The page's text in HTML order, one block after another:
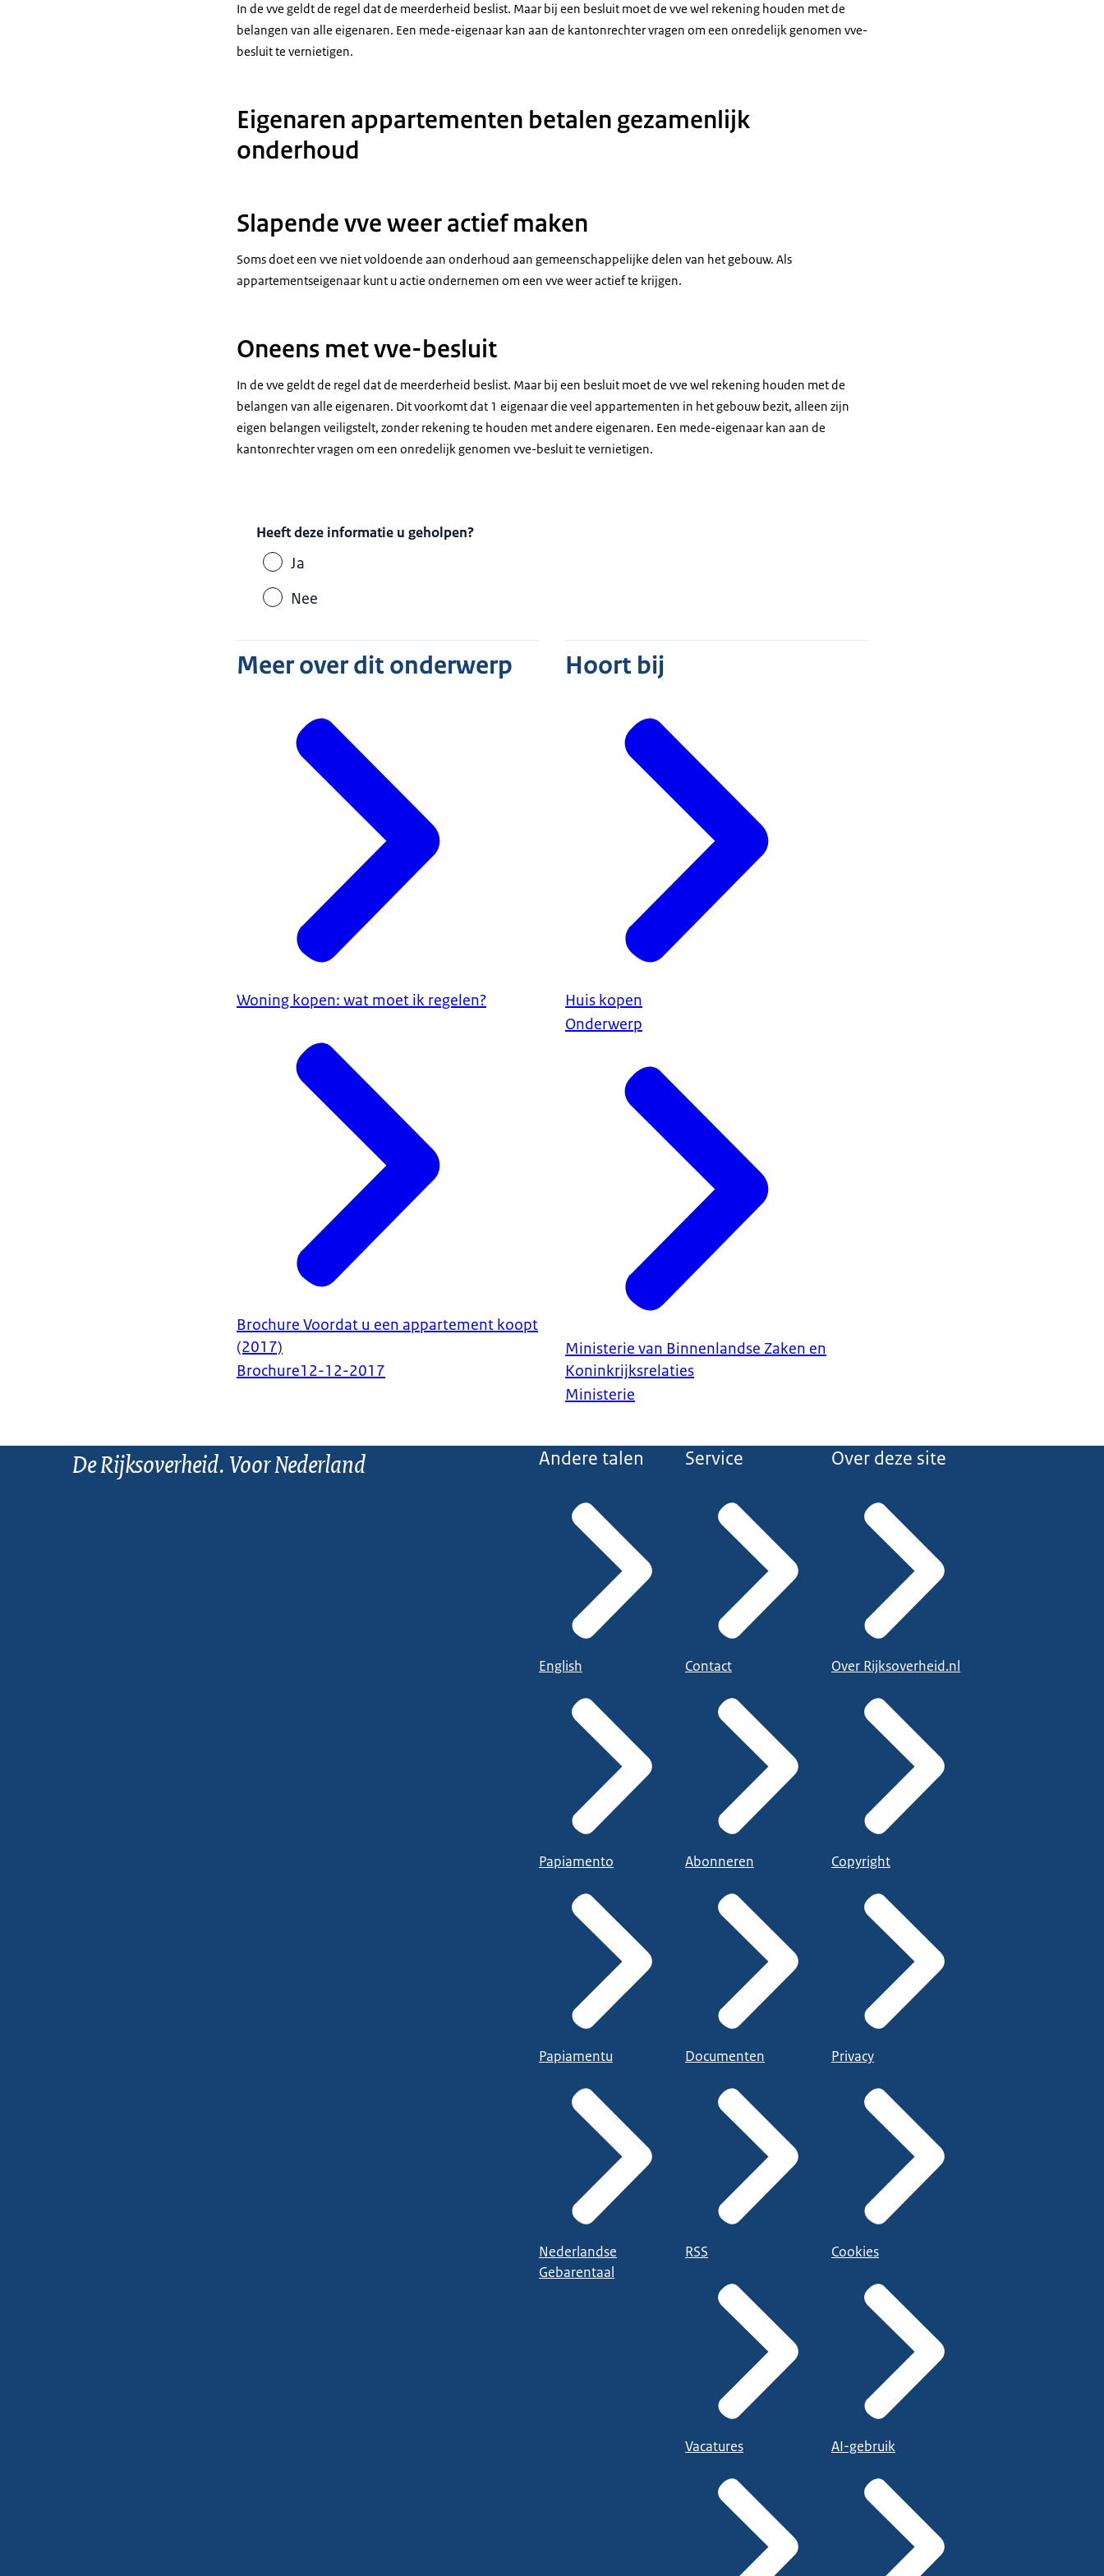
In de vve geldt de regel dat de meerderheid beslist. Maar bij een besluit moet de vve wel rekening houden met de
belangen van alle eigenaren. Een mede-eigenaar kan aan de kantonrechter vragen om een onredelijk genomen vve-
besluit te vernietigen.
Eigenaren appartementen betalen gezamenlijk
onderhoud
Slapende vve weer actief maken
Soms doet een vve niet voldoende aan onderhoud aan gemeenschappelijke delen van het gebouw. Als
appartementseigenaar kunt u actie ondernemen om een vve weer actief te krijgen.
Oneens met vve-besluit
In de vve geldt de regel dat de meerderheid beslist. Maar bij een besluit moet de vve wel rekening houden met de
belangen van alle eigenaren. Dit voorkomt dat 1 eigenaar die veel appartementen in het gebouw bezit, alleen zijn
eigen belangen veiligstelt, zonder rekening te houden met andere eigenaren. Een mede-eigenaar kan aan de
kantonrechter vragen om een onredelijk genomen vve-besluit te vernietigen.
Heeft deze informatie u geholpen?
Ja
Nee
Meer over dit onderwerp
Woning kopen: wat moet ik regelen?
Brochure Voordat u een appartement koopt
(2017)
Brochure12-12-2017
Hoort bij
Huis kopen
Onderwerp
Ministerie van Binnenlandse Zaken en
Koninkrijksrelaties
Ministerie
De Rijksoverheid. Voor Nederland Andere talen
English
Papiamento
Papiamentu
Nederlandse
Gebarentaal
Service
Contact
Abonneren
Documenten
RSS
Vacatures
Over deze site
Over Rijksoverheid.nl
Copyright
Privacy
Cookies
AI-gebruik